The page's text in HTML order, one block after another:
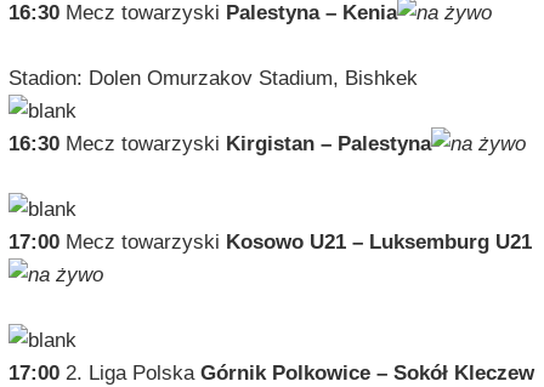
16:30Mecz towarzyski Palestyna – Kenia
Stadion: Dolen Omurzakov Stadium, Bishkek
16:30Mecz towarzyski Kirgistan – Palestyna
17:00Mecz towarzyski Kosowo U21 – Luksemburg U21
17:002. Liga Polska Górnik Polkowice – Sokół Kleczew